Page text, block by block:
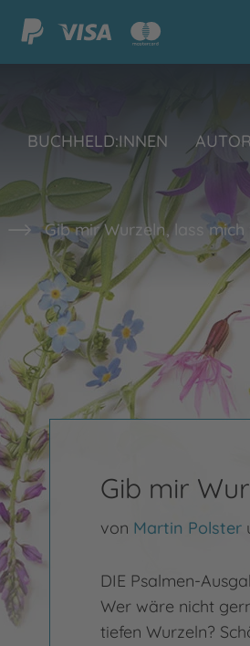
BUCHHELD:INNEN
Gib mir Wurzeln, lass mich
Gib mir
von Martin Polster
DIE Psalmen-
Wer wäre nicht
tiefen Wurzeln?